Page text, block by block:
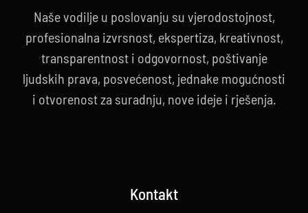
Naše vodilje u poslovanju su vjerodostojnost,
profesionalna izvrsnost, ekspertiza, kreativnost,
transparentnost i odgovornost, poštivanje
ljudskih prava, posvećenost, jednake mogućnosti
i otvorenost za suradnju, nove ideje i rješenja.
Kontakt